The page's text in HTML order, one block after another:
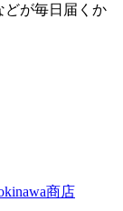
どが毎日届くか